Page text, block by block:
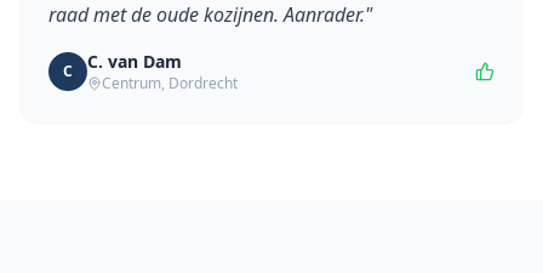
raad met de oude kozijnen. Aanrader."
C C. van Dam
Centrum, Dordrecht